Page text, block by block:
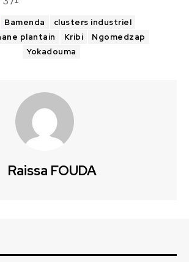
Bamenda
clusters industriel
plantain
Kribi
Ngomedzap
Yokadouma
Raissa FOUDA